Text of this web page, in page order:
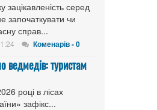
зацікавленість серед
започаткувати чи
справ...
Коменарів - 0
ведмедів: туристам
році в лісах
зафікс...